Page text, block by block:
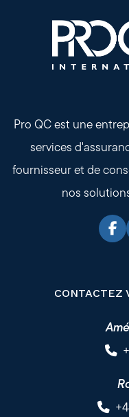
Pro QC est une
services
fournisseur et de
nos
CONTACTEZ